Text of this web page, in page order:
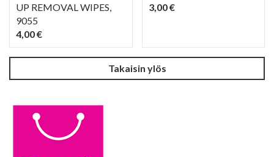
UP REMOVAL WIPES,
9055
4,00 €
3,00 €